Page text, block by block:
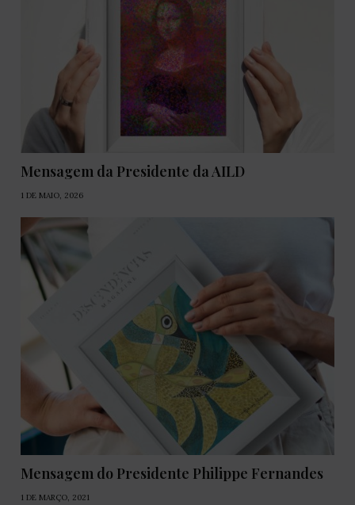
Mensagem da Presidente da AILD
1 DE MAIO, 2026
Mensagem do Presidente Philippe Fernandes
1 DE MARÇO, 2021